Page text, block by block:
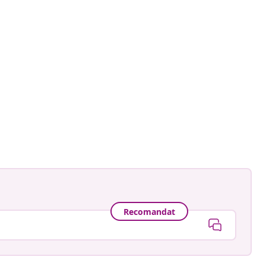
Recomandat